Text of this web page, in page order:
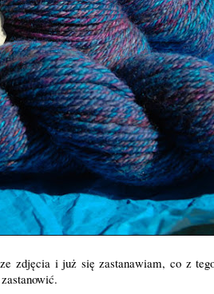
zdjęcia i już się zastanawiam, co z